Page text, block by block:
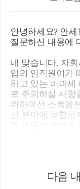
안녕하세요? 안
질문하신 내용에
네 맞습니다. 자
업의 임직원이기
하고 있는 비과세
로 주의하실 사항
위하여선 스톡옵
션 부여에 적합하
다음